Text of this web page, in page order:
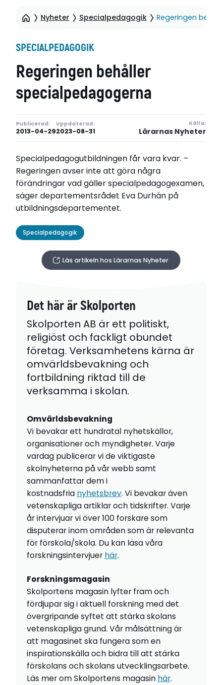
Nyheter Specialpedagogik Regeringen
SPECIALPEDAGOGIK
Regeringen behåller
specialpedagogerna
Publicerad:
2013-04-29
Uppdaterad:
2023-08-31
Källa:
Lärarnas Nyheter
Specialpedagogutbildningen får vara kvar. –
Regeringen avser inte att göra några
förändringar vad gäller specialpedagogexamen,
säger departementsrådet Eva Durhán på
utbildningsdepartementet.
Specialpedagogik
Läs artikeln hos Lärarnas Nyheter
Det här är Skolporten
Skolporten AB är ett politiskt,
religiöst och fackligt obundet
företag. Verksamhetens kärna är
omvärldsbevakning och
fortbildning riktad till de
verksamma i skolan.
Omvärldsbevakning
Vi bevakar ett hundratal nyhetskällor,
organisationer och myndigheter. Varje
vardag publicerar vi de viktigaste
skolnyheterna på vår webb samt
sammanfattar dem i
kostnadsfria nyhetsbrev. Vi bevakar även
vetenskapliga artiklar och tidskrifter. Varje
år intervjuar vi över 100 forskare som
disputerar inom områden som är relevanta
för förskola/skola. Du kan läsa våra
forskningsintervjuer här.
Forskningsmagasin
Skolportens magasin lyfter fram och
fördjupar sig i aktuell forskning med det
övergripande syftet att stärka skolans
vetenskapliga grund. Vår målsättning är
att magasinet ska fungera som en
inspirationskälla och bidra till att stärka
förskolans och skolans utvecklingsarbete.
Läs mer om Skolportens magasin här.